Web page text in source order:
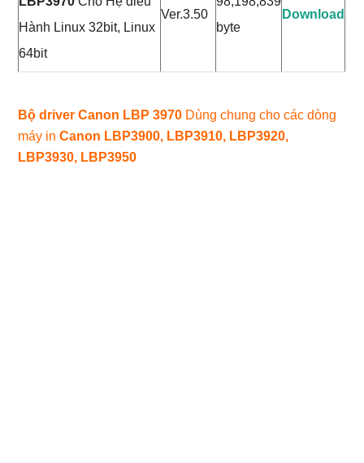
Hành Linux 32bit, Linux
64bit
Ver.3.50
byte
Download
Bộ driver Canon LBP 3970 Dùng chung cho các dòng
máy inCanon LBP3900, LBP3910, LBP3920,
LBP3930, LBP3950